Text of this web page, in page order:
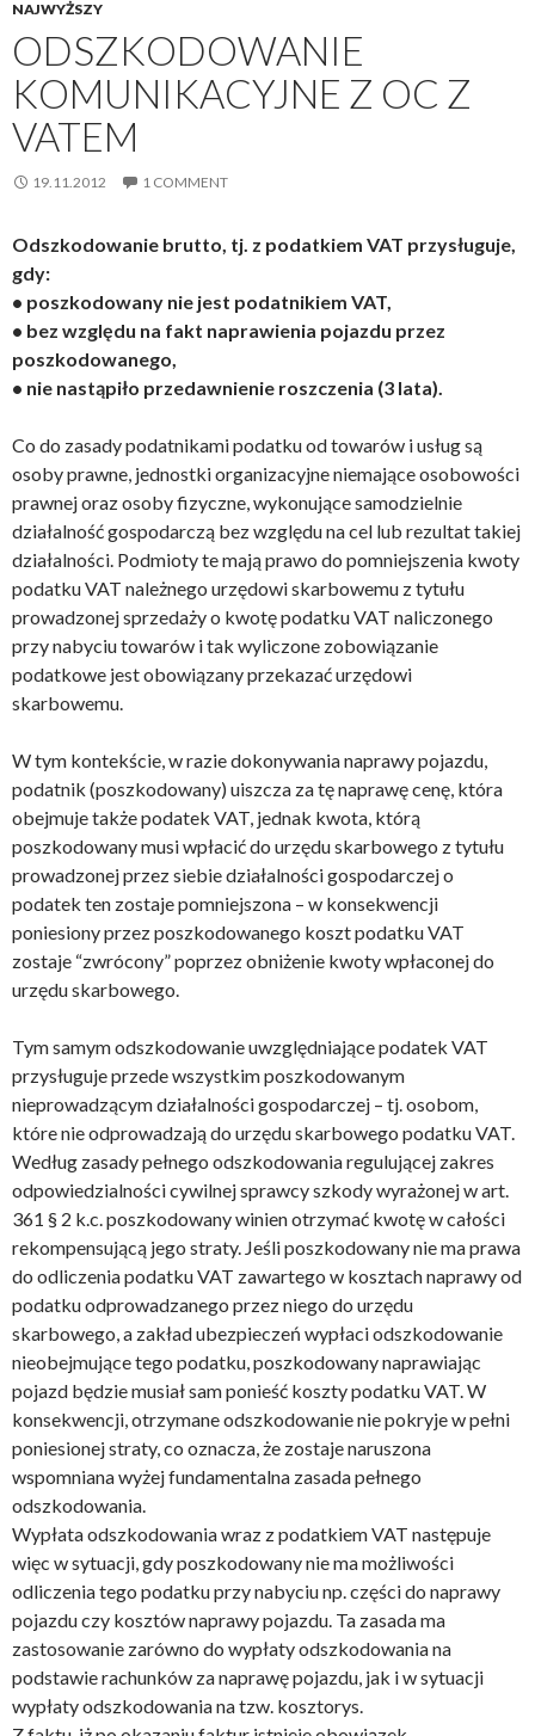
NAJWYŻSZY
ODSZKODOWANIE
KOMUNIKACYJNE Z OC Z
VATEM
19.11.2012 1 COMMENT
Odszkodowanie brutto, tj. z podatkiem VAT przysługuje,
gdy:
• poszkodowany nie jest podatnikiem VAT,
• bez względu na fakt naprawienia pojazdu przez
poszkodowanego,
• nie nastąpiło przedawnienie roszczenia (3 lata).
Co do zasady podatnikami podatku od towarów i usług są
osoby prawne, jednostki organizacyjne niemające osobowości
prawnej oraz osoby fizyczne, wykonujące samodzielnie
działalność gospodarczą bez względu na cel lub rezultat takiej
działalności. Podmioty te mają prawo do pomniejszenia kwoty
podatku VAT należnego urzędowi skarbowemu z tytułu
prowadzonej sprzedaży o kwotę podatku VAT naliczonego
przy nabyciu towarów i tak wyliczone zobowiązanie
podatkowe jest obowiązany przekazać urzędowi
skarbowemu.
W tym kontekście, w razie dokonywania naprawy pojazdu,
podatnik (poszkodowany) uiszcza za tę naprawę cenę, która
obejmuje także podatek VAT, jednak kwota, którą
poszkodowany musi wpłacić do urzędu skarbowego z tytułu
prowadzonej przez siebie działalności gospodarczej o
podatek ten zostaje pomniejszona – w konsekwencji
poniesiony przez poszkodowanego koszt podatku VAT
zostaje “zwrócony” poprzez obniżenie kwoty wpłaconej do
urzędu skarbowego.
Tym samym odszkodowanie uwzględniające podatek VAT
przysługuje przede wszystkim poszkodowanym
nieprowadzącym działalności gospodarczej – tj. osobom,
które nie odprowadzają do urzędu skarbowego podatku VAT.
Według zasady pełnego odszkodowania regulującej zakres
odpowiedzialności cywilnej sprawcy szkody wyrażonej w art.
361 § 2 k.c. poszkodowany winien otrzymać kwotę w całości
rekompensującą jego straty. Jeśli poszkodowany nie ma prawa
do odliczenia podatku VAT zawartego w kosztach naprawy od
podatku odprowadzanego przez niego do urzędu
skarbowego, a zakład ubezpieczeń wypłaci odszkodowanie
nieobejmujące tego podatku, poszkodowany naprawiając
pojazd będzie musiał sam ponieść koszty podatku VAT. W
konsekwencji, otrzymane odszkodowanie nie pokryje w pełni
poniesionej straty, co oznacza, że zostaje naruszona
wspomniana wyżej fundamentalna zasada pełnego
odszkodowania.
Wypłata odszkodowania wraz z podatkiem VAT następuje
więc w sytuacji, gdy poszkodowany nie ma możliwości
odliczenia tego podatku przy nabyciu np. części do naprawy
pojazdu czy kosztów naprawy pojazdu. Ta zasada ma
zastosowanie zarówno do wypłaty odszkodowania na
podstawie rachunków za naprawę pojazdu, jak i w sytuacji
wypłaty odszkodowania na tzw. kosztorys.